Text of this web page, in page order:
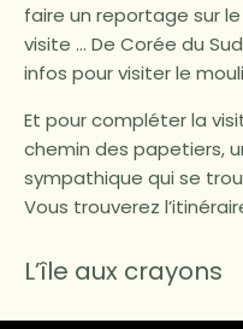
faire un reportage sur
visite … De Corée du
infos pour visiter le
Et pour compléter la
chemin des papetiers,
sympathique qui se
Vous trouverez
L’île aux crayons